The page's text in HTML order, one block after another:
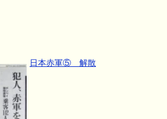
日本赤軍⑤ 解散